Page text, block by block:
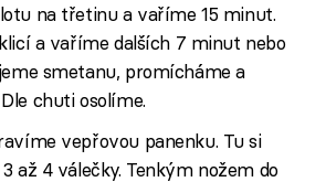
na třetinu a vaříme 15 minut.
a vaříme dalších 7 minut nebo
smetanu, promícháme a
chuti osolíme.
vepřovou panenku. Tu si
až 4 válečky. Tenkým nožem do